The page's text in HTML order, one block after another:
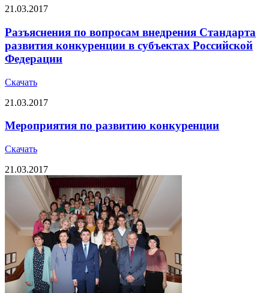
21.03.2017
Разъяснения по вопросам внедрения Стандарта
развития конкуренции в субъектах Российской
Федерации
Скачать
21.03.2017
Мероприятия по развитию конкуренции
Скачать
21.03.2017